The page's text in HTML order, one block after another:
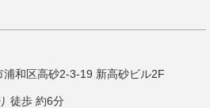
浦和区高砂2-3-19 新高砂ビル2F
徒歩 約6分